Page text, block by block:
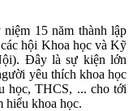
15 năm thành lập
hội Khoa học và Kỹ
Đây là sự kiện lớn
yêu thích khoa học
học, THCS, ... cho tới
hiểu khoa học.